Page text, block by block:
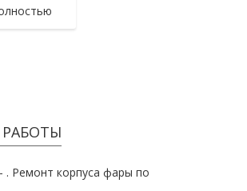
. Ремонт корпуса фары по